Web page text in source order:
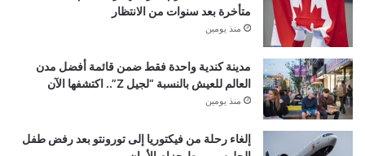
متأخرة بعد سنوات من الانتظار
منذ يومين
مدينة كندية واحدة فقط ضمن قائمة أفضل مدن
العالم للعيش بالنسبة “لجيل Z”.. اكتشفها الآن
منذ يومين
إلغاء رحلة من فيكتوريا إلى تورونتو بعد رفض طفل